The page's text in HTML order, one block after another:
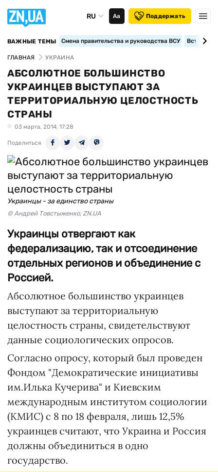
RU Аа Поддержать
ВАЖНЫЕ ТЕМЫ Смена правительства и руководства ВСУ
ГЛАВНАЯ УКРАИНА
АБСОЛЮТНОЕ БОЛЬШИНСТВО
УКРАИНЦЕВ ВЫСТУПАЮТ ЗА
ТЕРРИТОРИАЛЬНУЮ ЦЕЛОСТНОСТЬ
СТРАНЫ
03 марта, 2014, 17:28
Поделиться
Украинцы - за единство страны
© Андрей Товстыженко, ZN.UA
Украинцы отвергают как
федерализацию, так и отсоединение
отдельных регионов и объединение с
Россией.
Абсолютное большинство украинцев
выступают за территориальную
целостность страны, свидетельствуют
данные социологических опросов.
Согласно опросу, который был проведен
Фондом "Демократические инициативы
им.Илька Кучерива" и Киевским
международным институтом социологии
(КМИС) с 8 по 18 февраля, лишь 12,5%
украинцев считают, что Украина и Россия
должны объединиться в одно
государство.